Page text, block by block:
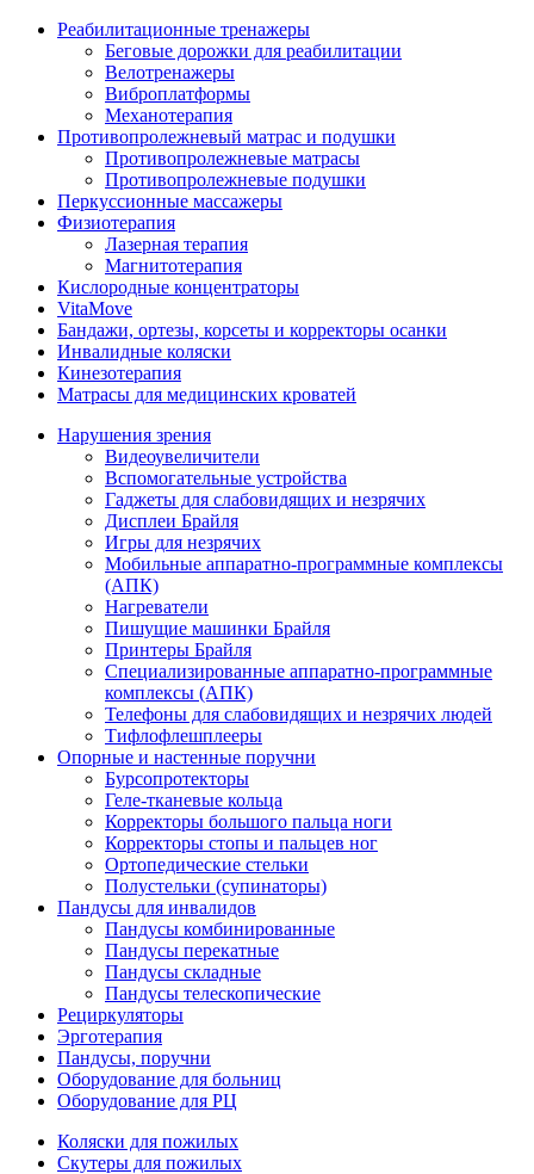
Реабилитационные тренажеры
Беговые дорожки для реабилитации
Велотренажеры
Виброплатформы
Механотерапия
Противопролежневый матрас и подушки
Противопролежневые матрасы
Противопролежневые подушки
Перкуссионные массажеры
Физиотерапия
Лазерная терапия
Магнитотерапия
Кислородные концентраторы
VitaMove
Бандажи, ортезы, корсеты и корректоры осанки
Инвалидные коляски
Кинезотерапия
Матрасы для медицинских кроватей
Нарушения зрения
Видеоувеличители
Вспомогательные устройства
Гаджеты для слабовидящих и незрячих
Дисплеи Брайля
Игры для незрячих
Мобильные аппаратно-программные комплексы
(АПК)
Нагреватели
Пишущие машинки Брайля
Принтеры Брайля
Специализированные аппаратно-программные
комплексы (АПК)
Телефоны для слабовидящих и незрячих людей
Тифлофлешплееры
Опорные и настенные поручни
Бурсопротекторы
Геле-тканевые кольца
Корректоры большого пальца ноги
Корректоры стопы и пальцев ног
Ортопедические стельки
Полустельки (супинаторы)
Пандусы для инвалидов
Пандусы комбинированные
Пандусы перекатные
Пандусы складные
Пандусы телескопические
Рециркуляторы
Эрготерапия
Пандусы, поручни
Оборудование для больниц
Оборудование для РЦ
Коляски для пожилых
Скутеры для пожилых